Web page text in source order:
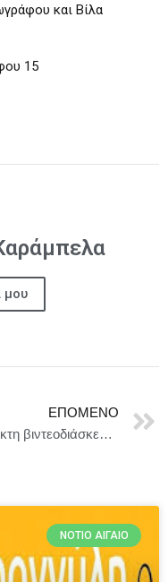
και Βίλα
15
μου
ΕΠΌΜΕΝΟ
Έκτακτη βιντεοδιάσκεψη των μελών της ΕΕ την Τρίτη για την Ουκρανία
ΝΌΤΙΟ ΑΙΓΑΊΟ